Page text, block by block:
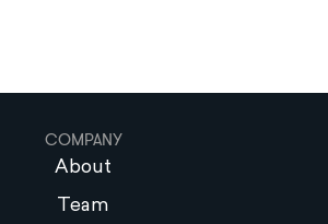
COMPANY
About
Team